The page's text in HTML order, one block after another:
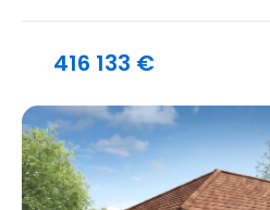
416 133 €